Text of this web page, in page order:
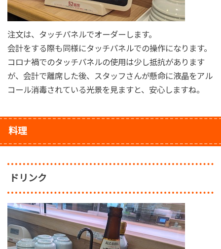
注文は、タッチパネルでオーダーします。
会計をする際も同様にタッチパネルでの操作になります。
コロナ禍でのタッチパネルの使用は少し抵抗があります
が、会計で離席した後、スタッフさんが懸命に液晶をアル
コール消毒されている光景を見ますと、安心しますね。
料理
ドリンク